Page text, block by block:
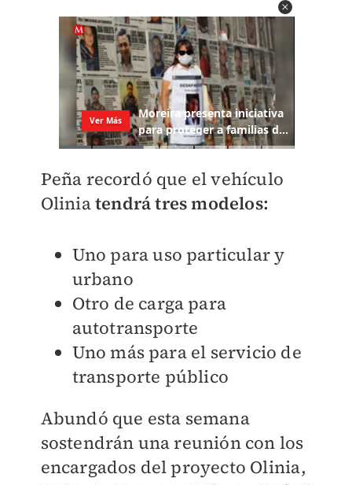
Peña recordó que el vehículo
Oliniatendrá tres modelos:
Uno para uso particular y
urbano
Otro de carga para
autotransporte
Uno más para el servicio de
transporte público
Abundó que esta semana
sostendrán una reunión con los
encargados del proyecto Olinia,